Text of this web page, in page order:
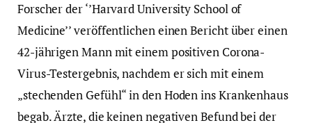
Forscher der ‘’Harvard University School of
Medicine’’ veröffentlichen einen Bericht über einen
42-jährigen Mann mit einem positiven Corona-
Virus-Testergebnis, nachdem er sich mit einem
„stechenden Gefühl“ in den Hoden ins Krankenhaus
begab. Ärzte, die keinen negativen Befund bei der